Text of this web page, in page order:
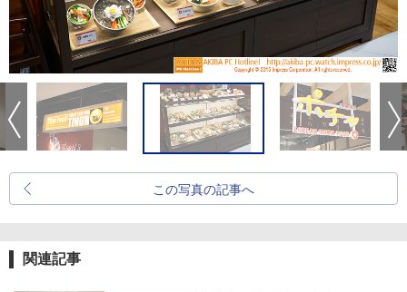
この写真の記事へ
関連記事